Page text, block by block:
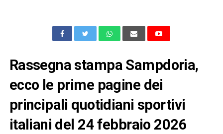
Rassegna stampa Sampdoria,
ecco le prime pagine dei
principali quotidiani sportivi
italiani del 24 febbraio 2026